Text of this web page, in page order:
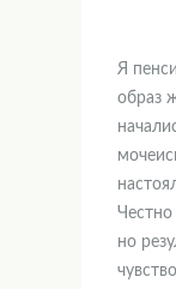
Я
образ
Честно
но